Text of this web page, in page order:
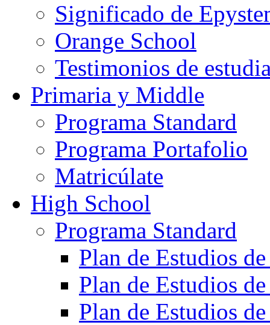
Significado de
Orange School
Testimonios de
Primaria y Middle
Programa Standard
Programa Portafolio
Matricúlate
High School
Programa Standard
Plan de Estudios de
Plan de Estudios de
Plan de Estudios de